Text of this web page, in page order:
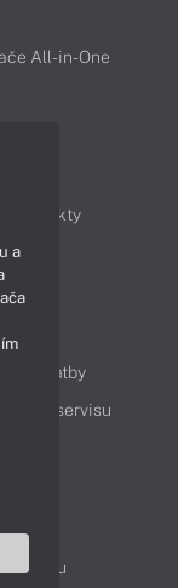
All-in-One
Produkty
a platby
Cenník servisu
tovaru
a